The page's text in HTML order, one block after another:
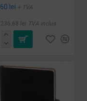
lei + TVA
236,68 lei TVA inclus